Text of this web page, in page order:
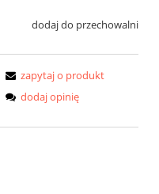
dodaj do przechowalni
zapytaj o produkt
dodaj opinię